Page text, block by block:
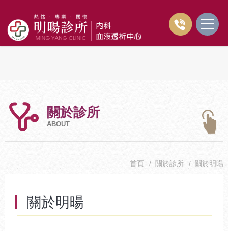
關於診所
ABOUT
首頁 / 關於診所 / 關於明暘
關於明暘